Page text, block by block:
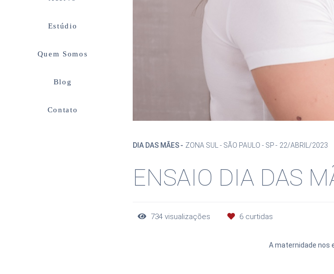
Estúdio
Quem Somos
Blog
Contato
DIA DAS MÃES ZONA SUL - SÃO PAULO - SP 22/ABRIL/2023
ENSAIO DIA DAS
734 visualizações 6 curtidas
A maternidade nos